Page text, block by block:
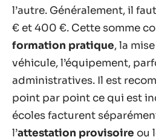
l’autre. Généralement, il
€ et 400 €. Cette somme
formation pratique, la
véhicule, l’équipement,
administratives. Il est
point par point ce qui est
écoles facturent
l’attestation provisoire ou